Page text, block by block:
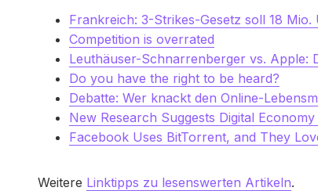
Frankreich: 3-Strikes-Gesetz soll 18 Mio.
Competition is overrated
Leuthäuser-Schnarrenberger vs. Apple:
Do you have the right to be heard?
Debatte: Wer knackt den Online-
New Research Suggests Digital
Facebook Uses BitTorrent, and They
Weitere Linktipps zu lesenswerten Artikeln.